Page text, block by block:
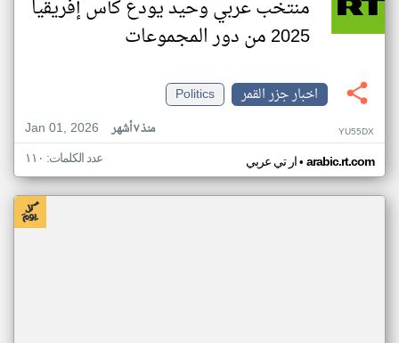
منتخب عربي وحيد يودع كأس إفريقيا
2025 من دور المجموعات
اخبار جزر القمر
Politics
Jan 01, 2026
منذ ٧ أشهر YU55DX
ار تي عربي• arabic.rt.com عدد الكلمات: ١١٠